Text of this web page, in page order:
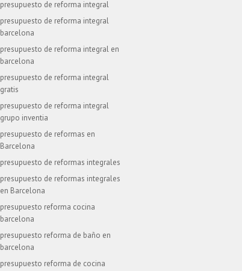
presupuesto de reforma integral
presupuesto de reforma integral
barcelona
presupuesto de reforma integral en
barcelona
presupuesto de reforma integral
gratis
presupuesto de reforma integral
grupo inventia
presupuesto de reformas en
Barcelona
presupuesto de reformas integrales
presupuesto de reformas integrales
en Barcelona
presupuesto reforma cocina
barcelona
presupuesto reforma de baño en
barcelona
presupuesto reforma de cocina